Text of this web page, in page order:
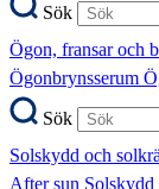
Sök
Ögon, fransar och
Ögonbrynsserum
Sök
Solskydd och
After sun Solskydd